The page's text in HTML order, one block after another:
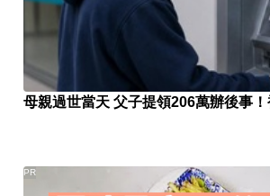
母親過世當天 父子提領206萬辦後事
PR